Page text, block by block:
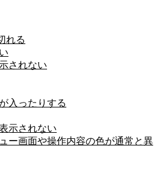
れる
されない
入ったりする
示されない
ー画面や操作内容の色が通常と異